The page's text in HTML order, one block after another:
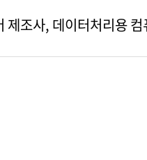
제조사, 데이터처리용